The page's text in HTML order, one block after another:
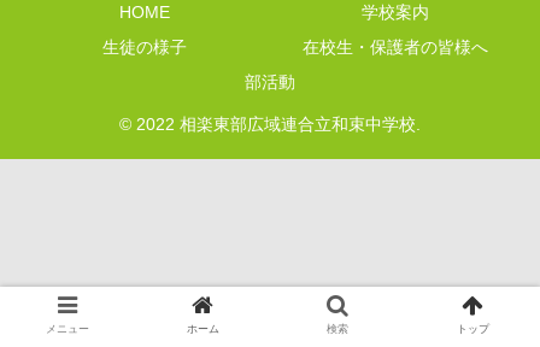
HOME
学校案内
生徒の様子
在校生・保護者の皆様へ
部活動
© 2022 相楽東部広域連合立和束中学校.
メニュー ホーム 検索 トップ